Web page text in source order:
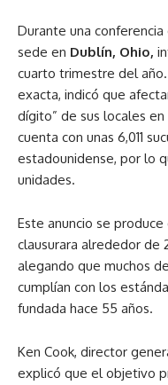
Durante una
sede en Dublín, Ohio,
cuarto trimestre del
exacta, indicó que
dígito” de sus locales
cuenta con unas 6,011
estadounidense, por lo
unidades.
Este anuncio se
clausurara alrededor de
alegando que muchos
cumplían con los
fundada hace 55 años.
Ken Cook, director
explicó que el objetivo